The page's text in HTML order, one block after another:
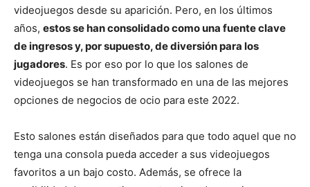
videojuegos desde su aparición. Pero, en los últimos
años, estos se han consolidado como una fuente clave
de ingresos y, por supuesto, de diversión para los
jugadores. Es por eso por lo que los salones de
videojuegos se han transformado en una de las mejores
opciones de negocios de ocio para este 2022.
Esto salones están diseñados para que todo aquel que no
tenga una consola pueda acceder a sus videojuegos
favoritos a un bajo costo. Además, se ofrece la